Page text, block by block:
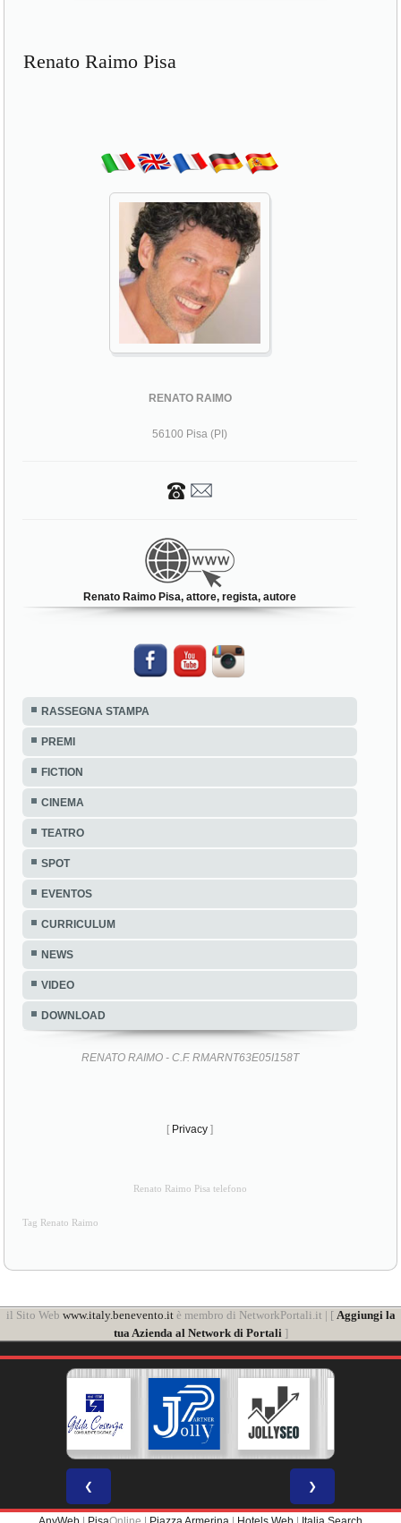
Renato Raimo Pisa
RENATO RAIMO
56100 Pisa (PI)
Renato Raimo Pisa, attore, regista, autore
RASSEGNA STAMPA
PREMI
FICTION
CINEMA
TEATRO
SPOT
EVENTOS
CURRICULUM
NEWS
VIDEO
DOWNLOAD
RENATO RAIMO - C.F. RMARNT63E05I158T
[ Privacy ]
Renato Raimo Pisa telefono
Tag Renato Raimo
il Sito Web www.italy.benevento.itè membro di NetworkPortali.it | [ Aggiungi la
tua Azienda al Network di Portali ]
❮ ❯